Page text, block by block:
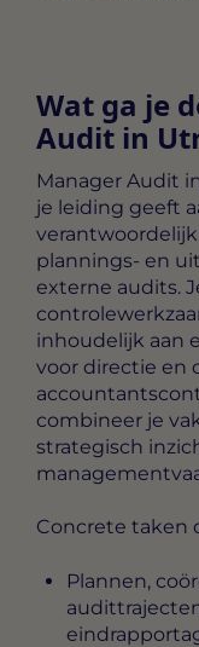
Wat ga je
Audit in
Manager Audit
je leiding geeft
plannings- en
externe audits.
inhoudelijk aan
voor directie en
combineer je
strategisch
Concrete taken
Plannen,